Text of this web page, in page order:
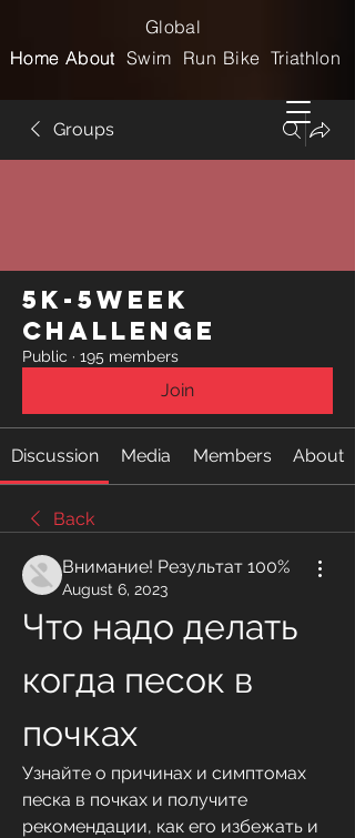
Home
Global
Home
Swim Run Bike Triathlon
About
About
Groups
5k-5week
Challenge
Public · 195 members
Join
Discussion Media Members About
Back
Внимание! Результат 100%
August 6, 2023
Что надо делать
когда песок в
почках
Узнайте о причинах и симптомах
песка в почках и получите
рекомендации, как его избежать и